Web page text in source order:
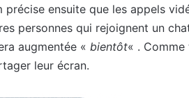
ensuite que les appels
personnes qui rejoignent un
augmentée « bientôt« .
leur écran.